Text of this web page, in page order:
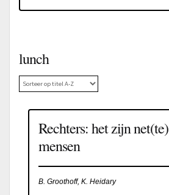
lunch
Rechters: het zijn net(te)
mensen
B. Groothoff, K. Heidary